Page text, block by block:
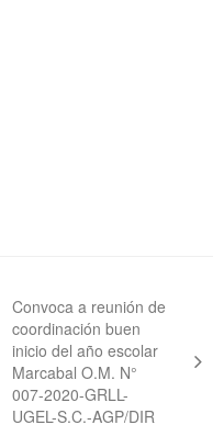
Convoca a reunión de
coordinación buen
inicio del año escolar
Marcabal O.M. N°
007-2020-GRLL-
UGEL-S.C.-AGP/DIR